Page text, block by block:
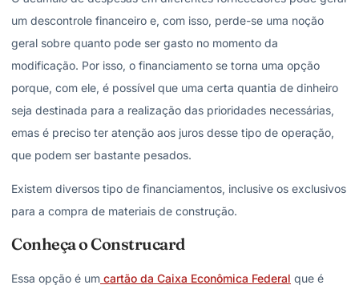
um descontrole financeiro e, com isso, perde-se uma noção
geral sobre quanto pode ser gasto no momento da
modificação. Por isso, o financiamento se torna uma opção
porque, com ele, é possível que uma certa quantia de dinheiro
seja destinada para a realização das prioridades necessárias,
emas é preciso ter atenção aos juros desse tipo de operação,
que podem ser bastante pesados.
Existem diversos tipo de financiamentos, inclusive os exclusivos
para a compra de materiais de construção.
Conheça o Construcard
Essa opção é um cartão da Caixa Econômica Federal que é